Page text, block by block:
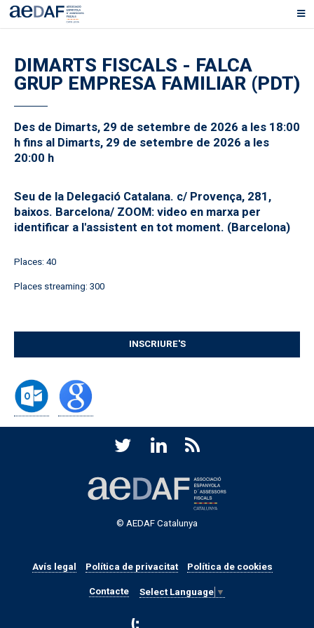
DIMARTS FISCALS - FALCA
GRUP EMPRESA FAMILIAR (PDT)
Des de Dimarts, 29 de setembre de 2026 a les 18:00
h fins al Dimarts, 29 de setembre de 2026 a les
20:00 h
Seu de la Delegació Catalana. c/ Provença, 281,
baixos. Barcelona/ ZOOM: video en marxa per
identificar a l'assistent en tot moment. (Barcelona)
Places: 40
Places streaming: 300
INSCRIURE'S
© AEDAF Catalunya
Avís legal Política de privacitat Política de cookies
Contacte Select Language ▼